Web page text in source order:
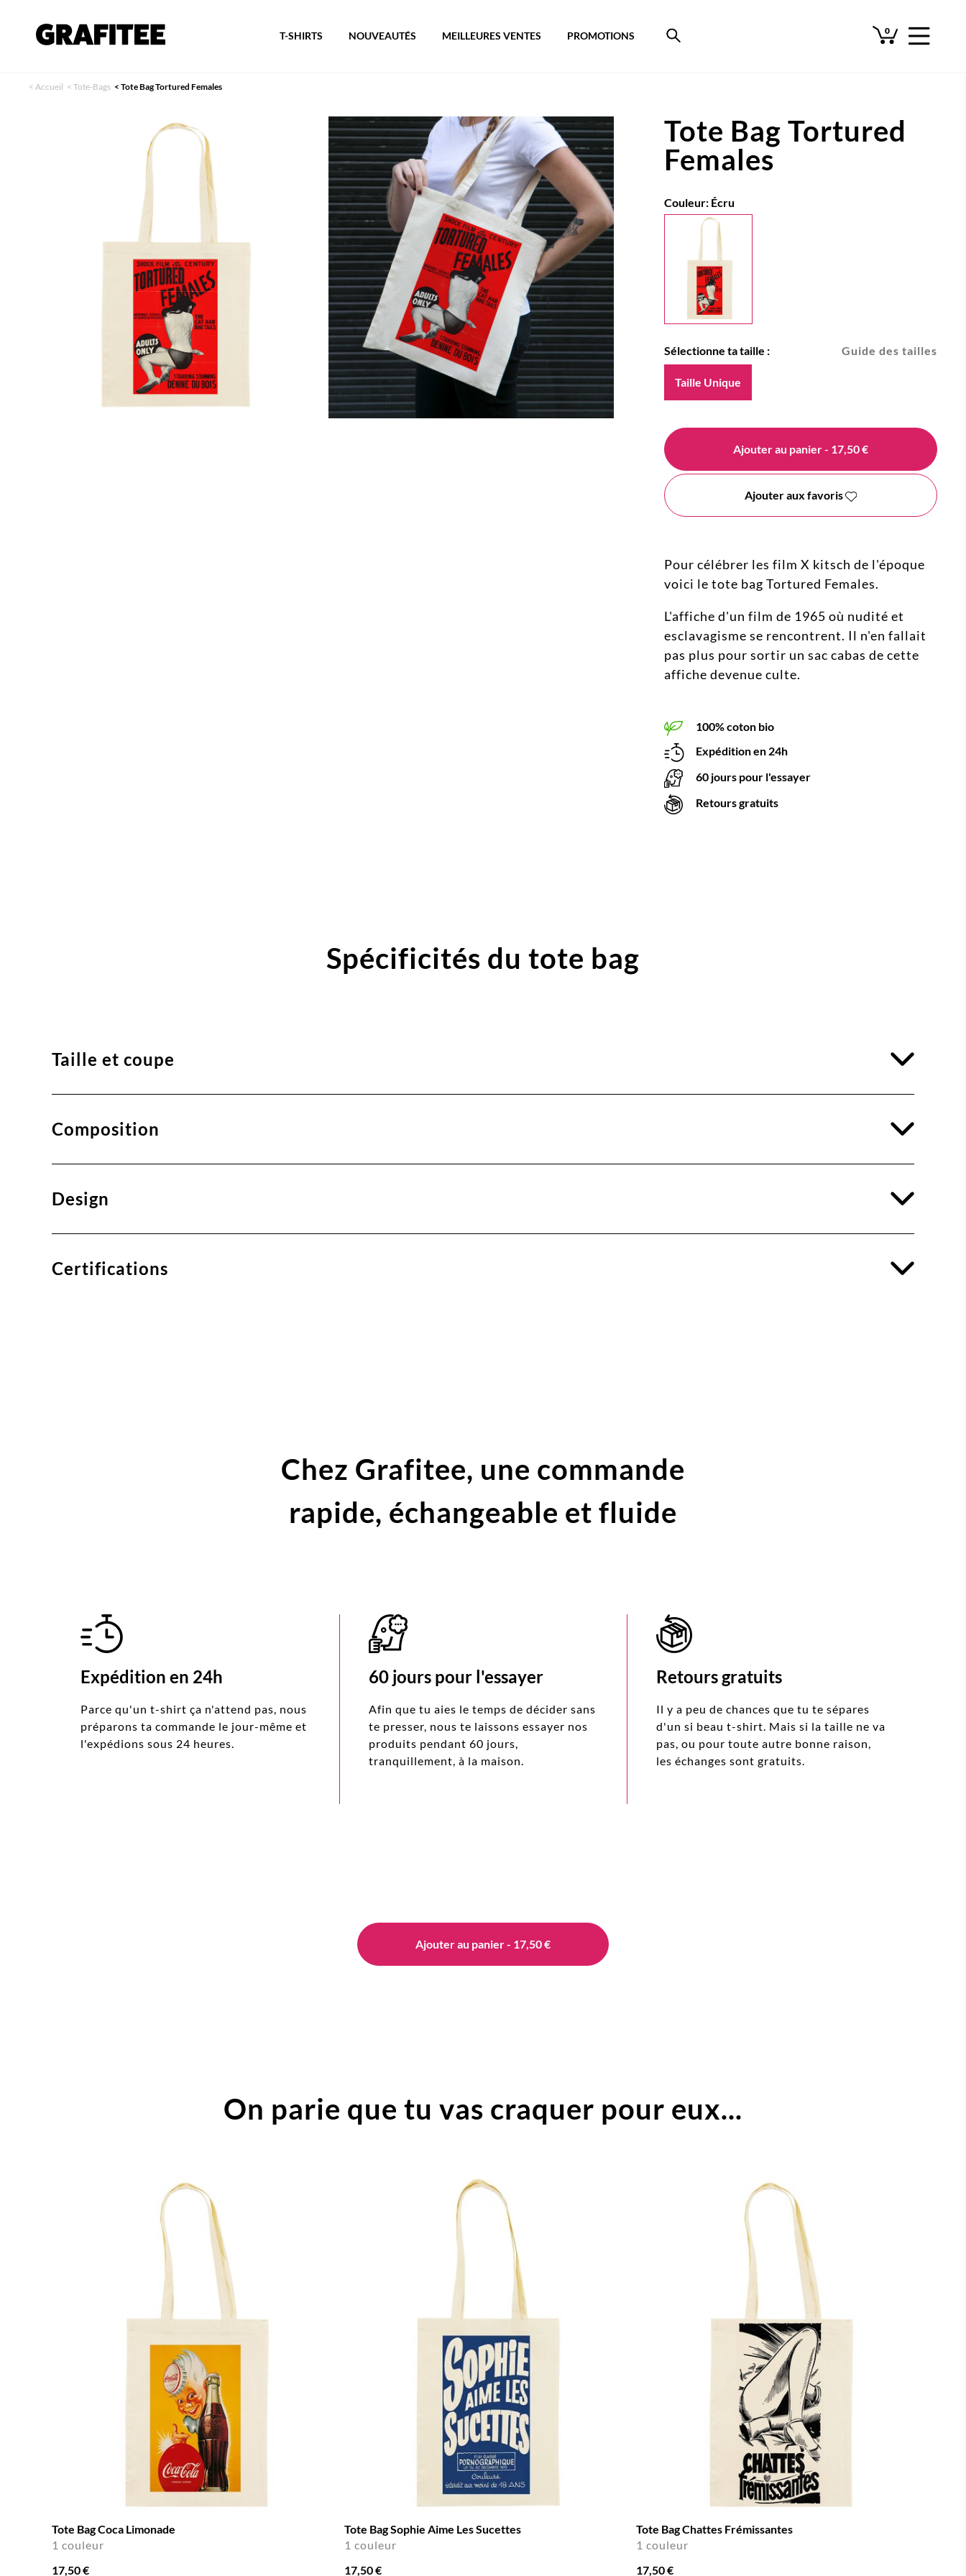
0
T-SHIRTS NOUVEAUTÉS MEILLEURES VENTES PROMOTIONS
< Accueil < Tote-Bags < Tote Bag Tortured Females
Tote Bag Tortured
Females
Couleur: Écru
Guide des tailles
Sélectionne ta taille :
Taille Unique
Ajouter au panier- 17,50 €
Ajouter aux favoris
Pour célébrer les film X kitsch de l'époque
voici le tote bag Tortured Females.
L'affiche d'un film de 1965 où nudité et
esclavagisme se rencontrent. Il n'en fallait
pas plus pour sortir un sac cabas de cette
affiche devenue culte.
100% coton bio
Expédition en 24h
60 jours pour l'essayer
Retours gratuits
Spécificités du tote bag
Taille et coupe
Composition
Design
Certifications
Chez Grafitee, une commande
rapide, échangeable et fluide
Expédition en 24h
Parce qu'un t-shirt ça n'attend pas, nous
préparons ta commande le jour-même et
l'expédions sous 24 heures.
60 jours pour l'essayer
Afin que tu aies le temps de décider sans
te presser, nous te laissons essayer nos
produits pendant 60 jours,
tranquillement, à la maison.
Retours gratuits
Il y a peu de chances que tu te sépares
d'un si beau t-shirt. Mais si la taille ne va
pas, ou pour toute autre bonne raison,
les échanges sont gratuits.
Ajouter au panier - 17,50 €
On parie que tu vas craquer pour eux...
Tote Bag Coca Limonade
1 couleur
17,50 €
Tote Bag Sophie Aime Les Sucettes
1 couleur
17,50 €
Tote Bag Chattes Frémissantes
1 couleur
17,50 €